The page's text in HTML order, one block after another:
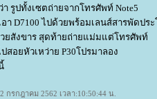
า รูปทั้งเซตถ่ายจากโทรศัพท์ Note5
า D7100 ไปด้วยพร้อมเลนส์สารพัดปร
ยสังขาร สุดท้ายถ่ายแม่มแต่โทรศัพท์
อยหัวเหว่าย P30โปรมาลอง
กรกฎาคม 2562 เวลา:10:50:44 น.